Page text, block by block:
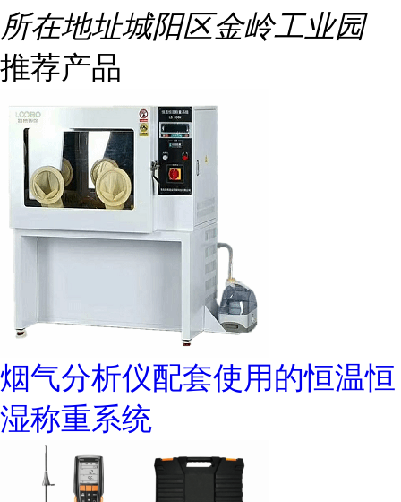
所在地址城阳区金岭工业园
推荐产品
烟气分析仪配套使用的恒温恒
湿称重系统